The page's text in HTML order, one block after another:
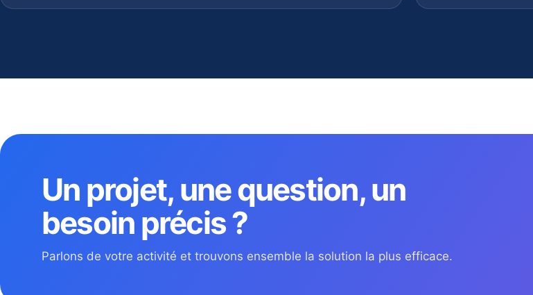
Un projet, une question, un
besoin précis ?
Parlons de votre activité et trouvons ensemble la solution la plus efficace.